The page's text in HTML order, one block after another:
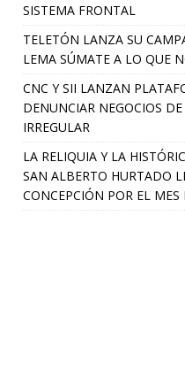
SISTEMA FRONTAL
TELETÓN LANZA SU
LEMA SÚMATE A LO QUE
CNC Y SII LANZAN
DENUNCIAR NEGOCIOS
IRREGULAR
LA RELIQUIA Y LA
SAN ALBERTO HURTADO
CONCEPCIÓN POR EL